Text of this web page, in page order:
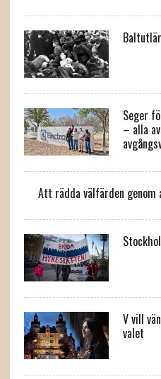
Seger
– alla
Att rädda välfärden genom
V vill
valet